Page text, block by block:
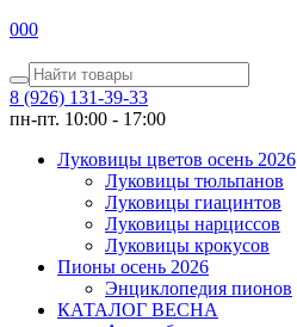
000
8 (926) 131-39-33
пн-пт. 10:00 - 17:00
Луковицы цветов осень 2026
Луковицы тюльпанов
Луковицы гиацинтов
Луковицы нарциссов
Луковицы крокусов
Пионы осень 2026
Энциклопедия пионов
КАТАЛОГ ВЕСНА